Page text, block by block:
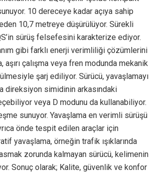
10 dereceye kadar açıya sahip
10,7 metreye düşürülüyor. Sürekli
sürüş felsefesini karakterize ediyor.
gibi farklı enerji verimliliği çözümlerini
aşırı çalışma veya fren modunda mekanik
şarj ediliyor. Sürücü, yavaşlamayı
direksiyon simidinin arkasındaki
veya D modunu da kullanabiliyor.
sunuyor. Yavaşlama en verimli sürüşü
önde tespit edilen araçlar için
yavaşlama, örneğin trafik ışıklarında
zorunda kalmayan sürücü, kelimenin
Sonuç olarak; Kalite, güvenlik ve konfor